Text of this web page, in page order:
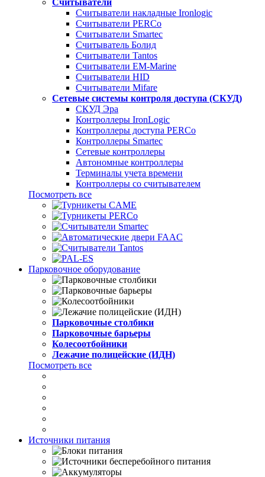
Считыватели
Считыватели накладные Ironlogic
Считыватели PERCo
Считыватели Smartec
Считыватель Болид
Считыватели Tantos
Считыватели EM-Marine
Считыватели HID
Считыватели Mifare
Сетевые системы контроля доступа (СКУД)
СКУД Эра
Контроллеры IronLogic
Контроллеры доступа PERCo
Контроллеры Smartec
Сетевые контроллеры
Автономные контроллеры
Терминалы учета времени
Контроллеры со считывателем
Посмотреть все
Парковочное оборудование
Парковочные столбики
Парковочные барьеры
Колесоотбойники
Лежачие полицейские (ИДН)
Посмотреть все
Источники питания